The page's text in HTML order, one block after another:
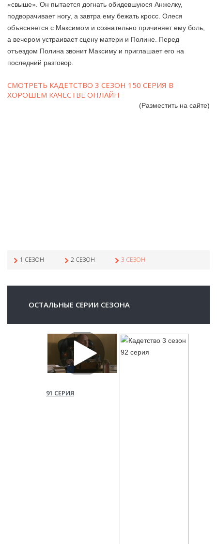
«свыше». Он пытается догнать обидевшуюся Анжелку,
подворачивает ногу, а завтра ему бежать кросс. Олеся
объясняется с Максимом и сознательно причиняет ему боль,
а вечером устраивает сцену матери и Полине. Перед
отъездом Полина звонит Максиму и приглашает его на
последний разговор.
СМОТРЕТЬ КАДЕТСТВО 3 СЕЗОН 150 СЕРИЯ В
ХОРОШЕМ КАЧЕСТВЕ ОНЛАЙН
(Разместить на сайте)
1 СЕЗОН 2 СЕЗОН 3 СЕЗОН
ОСТАЛЬНЫЕ СЕРИИ СЕЗОНА
91 СЕРИЯ